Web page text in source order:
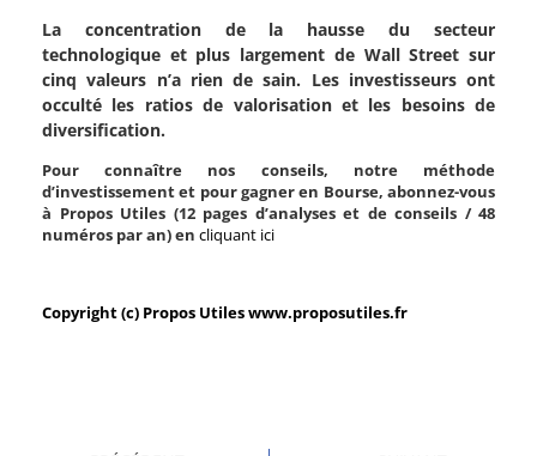
La concentration de la hausse du secteur
technologique et plus largement de Wall Street sur
cinq valeurs n’a rien de sain. Les investisseurs ont
occulté les ratios de valorisation et les besoins de
diversification.
Pour connaître nos conseils, notre méthode
d’investissement et pour gagner en Bourse, abonnez-vous
à Propos Utiles (12 pages d’analyses et de conseils / 48
numéros par an) en cliquant ici
Copyright (c) Propos Utiles www.proposutiles.fr